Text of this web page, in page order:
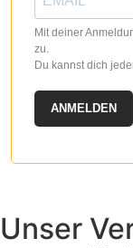
Mit deiner
zu.
Du kannst dich
ANMELDEN
Unser